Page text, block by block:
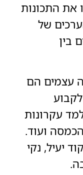
את התכונות
של
בין
עצמים הם
עקרונות
ועוד.
יעיל, נקי